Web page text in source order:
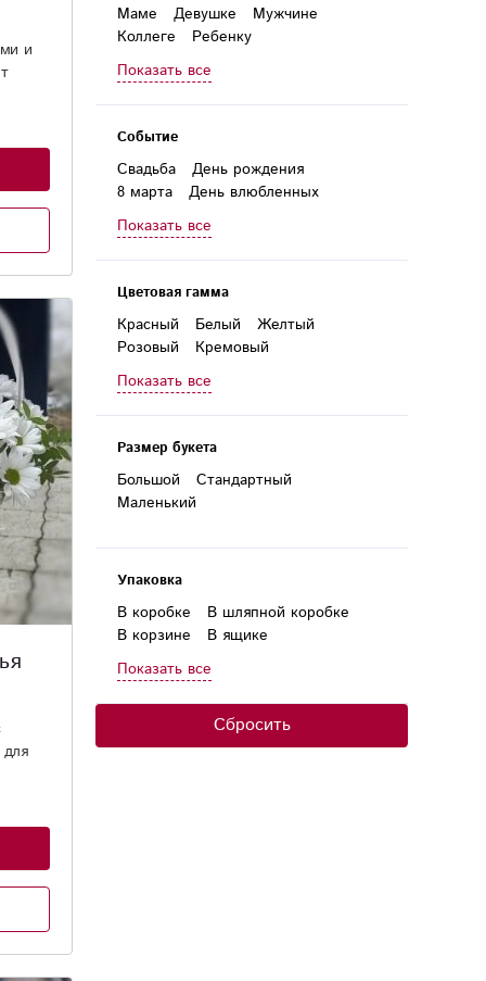
и
Маме Девушке
Мужчине
Коллеге
Ребенку
Руководителю
Любимой
Бабушке
Дочери
Учителю
Показать все
Событие
Свадьба
День рождения
8 марта
День влюбленных
1 сентября
Новый год
Годовщина
23 февраля
Выпускной Юбилей
Показать все
Цветовая гамма
Красный Белый
Желтый
Розовый
Кремовый
Фиолетовый
Голубой
Зеленый
Разноцветный
Показать все
Размер букета
Большой
Стандартный
Маленький
Упаковка
В коробке
В шляпной коробке
В корзине
В ящике
В плайм-пакете
В круглой коробке
В коробке-сердце
Показать все
Сбросить